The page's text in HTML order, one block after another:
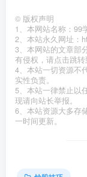
© 版权声明
1、本网站名称：99
2、本站永久网址：
3、本网站的文章部
有侵权，请点击跳转
4、本站一切资源不
实性负责。
5、本站一律禁止以
现请向站长举报。
6、本站资源大多存
一时间更新。